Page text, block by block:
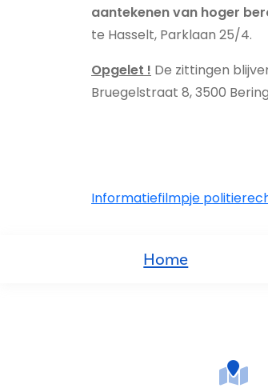
aantekenen van hoger
te Hasselt, Parklaan 25/4.
Opgelet ! De zittingen
Bruegelstraat 8, 3500
Informatiefilmpje
Home